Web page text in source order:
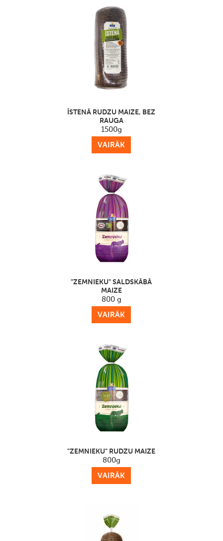
ĪSTENĀ RUDZU MAIZE, BEZ
RAUGA
1500g
VAIRĀK
"ZEMNIEKU" SALDSKĀBĀ
MAIZE
800 g
VAIRĀK
"ZEMNIEKU" RUDZU MAIZE
800g
VAIRĀK